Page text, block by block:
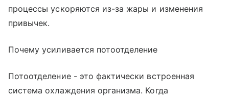
процессы ускоряются из-за жары и изменения
привычек.
Почему усиливается потоотделение
Потоотделение - это фактически встроенная
система охлаждения организма. Когда